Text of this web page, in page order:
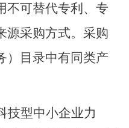
不可替代专利、专
源采购方式。采购
）目录中有同类产
技型中小企业力